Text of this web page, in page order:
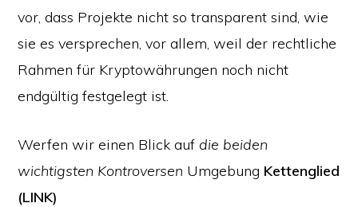
vor, dass Projekte nicht so transparent sind, wie
sie es versprechen, vor allem, weil der rechtliche
Rahmen für Kryptowährungen noch nicht
endgültig festgelegt ist.
Werfen wir einen Blick auf die beiden
wichtigsten Kontroversen Umgebung Kettenglied
(LINK)